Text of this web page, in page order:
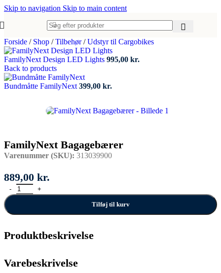
Skip to navigation Skip to main content
Forside / Shop / Tilbehør/ Udstyr til Cargobikes
FamilyNext Design LED Lights 995,00 kr.
Back to products
Bundmåtte FamilyNext 399,00 kr.
FamilyNext Bagagebærer
Varenummer (SKU): 313039900
889,00 kr.
FamilyNext Bagagebærer antal
Tilføj til kurv
Produktbeskrivelse
Varebeskrivelse